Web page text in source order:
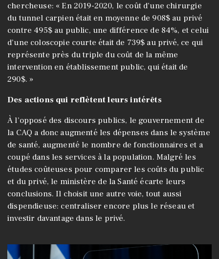
chercheuse: « En 2019-2020, le coût d’une chirurgie
du tunnel carpien était en moyenne de 908$ au privé
contre 495$ au public, une différence de 84%, et celui
d’une coloscopie courte était de 739$ au privé, ce qui
représente près du triple du coût de la même
intervention en établissement public, qui était de
290$. »
Des actions qui reflètent leurs intérêts
À l’opposé des discours publics, le gouvernement de
la CAQ a donc augmenté les dépenses dans le système
de santé, augmenté le nombre de fonctionnaires et a
coupé dans les services à la population. Malgré les
études coûteuses pour comparer les coûts du public
et du privé, le ministère de la Santé écarte leurs
conclusions. Il choisit une autre voie, tout aussi
dispendieuse: centraliser encore plus le réseau et
investir davantage dans le privé.